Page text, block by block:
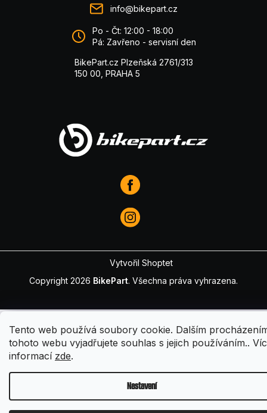
Tento web používá soubory cookie. Dalším
tohoto webu vyjadřujete souhlas s jejich používáním..
informací zde.
Nastavení
info@bikepart.cz
Po - Čt: 12:00 - 18:00
Pá: Zavřeno - servisní den
BikePart.cz Plzeňská 2761/313
150 00, PRAHA 5
Vytvořil Shoptet
Copyright 2026 BikePart. Všechna práva vyhrazena.